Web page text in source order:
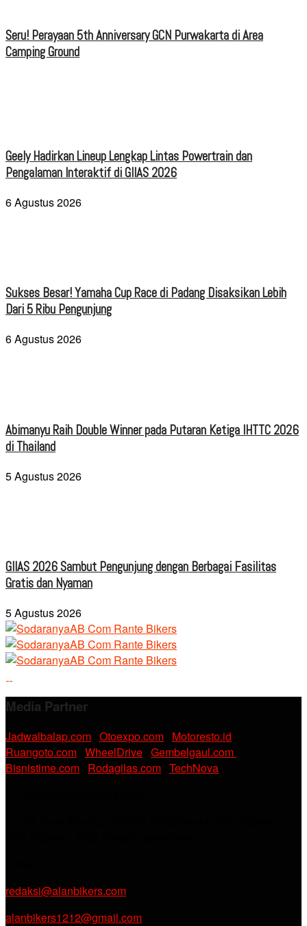
Seru! Perayaan 5th Anniversary GCN Purwakarta di Area
Camping Ground
Geely Hadirkan Lineup Lengkap Lintas Powertrain dan
Pengalaman Interaktif di GIIAS 2026
6 Agustus 2026
Sukses Besar! Yamaha Cup Race di Padang Disaksikan Lebih
Dari 5 Ribu Pengunjung
6 Agustus 2026
Abimanyu Raih Double Winner pada Putaran Ketiga IHTTC 2026
di Thailand
5 Agustus 2026
GIIAS 2026 Sambut Pengunjung dengan Berbagai Fasilitas
Gratis dan Nyaman
5 Agustus 2026
Media Partner
Jadwalbalap.com Otoexpo.com Motoresto.id
Ruangoto.com WheelDrive Gembelgaul.com
Bisnistime.com Rodagilas.com TechNova
redaksi@alanbikers.com
alanbikers1212@gmail.com